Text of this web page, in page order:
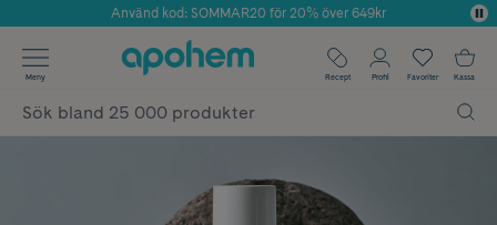
Årets Butik 2025 inom Skönhet
Använd kod: SOMMAR20 för 20% över 649kr
✓ Fri frakt
✓ Poäng på alla köp*
Meny Recept Profil Favoriter Kassa